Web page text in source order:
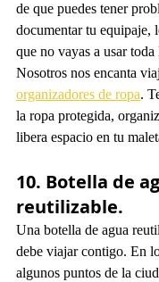
de que puedes tener
documentar tu equipaje,
que no vayas a usar
Nosotros nos encanta
organizadores de ropa.
la ropa protegida,
libera espacio en tu
10. Botella de
reutilizable.
Una botella de agua
debe viajar contigo. En
algunos puntos de la